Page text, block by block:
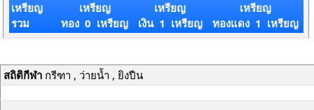
เหรียญ
รวม
เหรียญ
ทอง 0 เหรียญ
เหรียญ
เงิน 1 เหรียญ
เหรียญ
ทองแดง 1 เหรียญ
สถิติกีฬากรีฑา , ว่ายน้ำ , ยิงปืน